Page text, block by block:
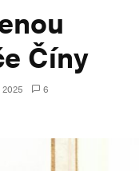
Číny
2025
6